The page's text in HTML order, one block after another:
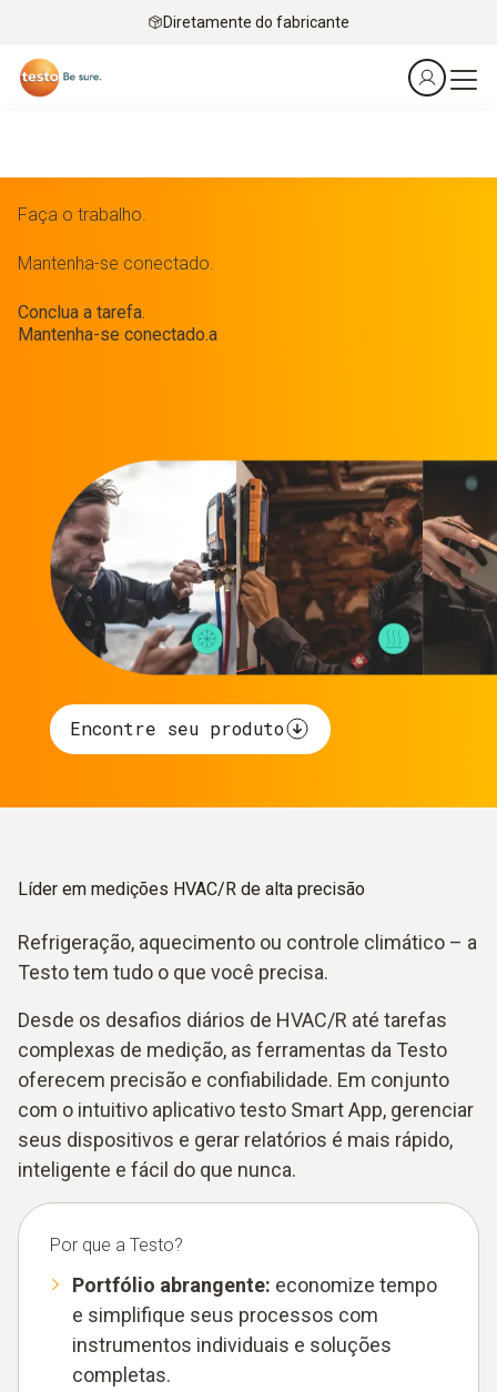
Diretamente do fabricante
Faça o trabalho.
Mantenha-se conectado.
Conclua a tarefa.
Mantenha-se conectado.a
Encontre seu produto
Líder em medições HVAC/R de alta precisão
Refrigeração, aquecimento ou controle climático – a
Testo tem tudo o que você precisa.
Desde os desafios diários de HVAC/R até tarefas
complexas de medição, as ferramentas da Testo
oferecem precisão e confiabilidade. Em conjunto
com o intuitivo aplicativo testo Smart App, gerenciar
seus dispositivos e gerar relatórios é mais rápido,
inteligente e fácil do que nunca.
Por que a Testo?
Portfólio abrangente: economize tempo
e simplifique seus processos com
instrumentos individuais e soluções
completas.